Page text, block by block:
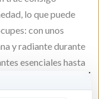
lo que puede
con unos
y radiante durante
esenciales hasta
durante esta época